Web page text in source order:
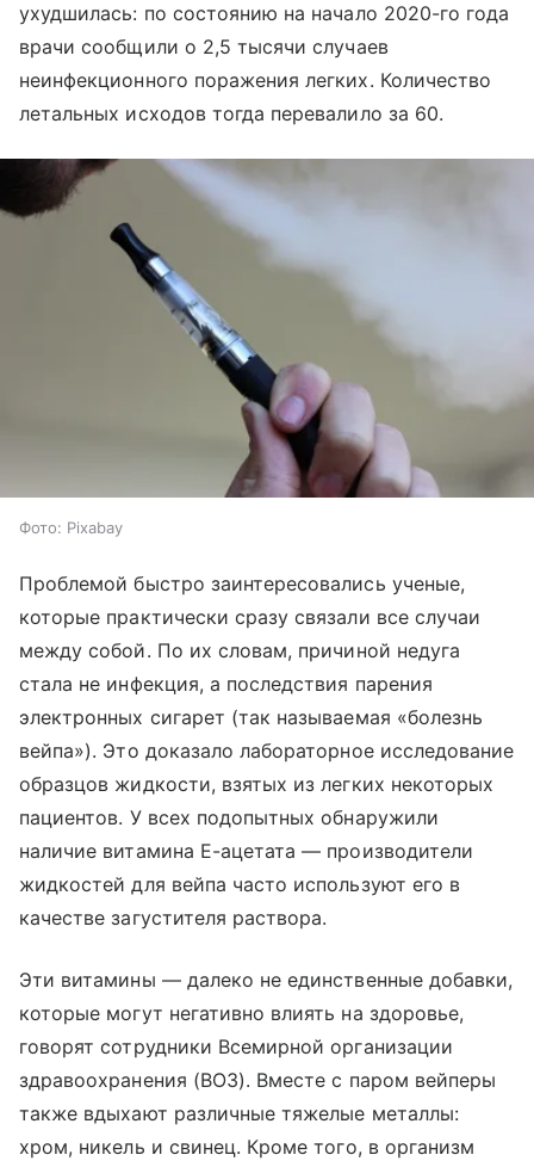
ухудшилась: по состоянию на начало 2020-го года
врачи сообщили о 2,5 тысячи случаев
неинфекционного поражения легких. Количество
летальных исходов тогда перевалило за 60.
Фото: Pixabay
Проблемой быстро заинтересовались ученые,
которые практически сразу связали все случаи
между собой. По их словам, причиной недуга
стала не инфекция, а последствия парения
электронных сигарет (так называемая «болезнь
вейпа»). Это доказало лабораторное исследование
образцов жидкости, взятых из легких некоторых
пациентов. У всех подопытных обнаружили
наличие витамина E-ацетата — производители
жидкостей для вейпа часто используют его в
качестве загустителя раствора.
Эти витамины — далеко не единственные добавки,
которые могут негативно влиять на здоровье,
говорят сотрудники Всемирной организации
здравоохранения (ВОЗ). Вместе с паром вейперы
также вдыхают различные тяжелые металлы:
хром, никель и свинец. Кроме того, в организм